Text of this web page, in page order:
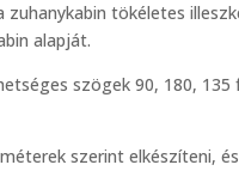
tökéletes
alapját.
szögek 90, 180,
szerint elkészíteni,